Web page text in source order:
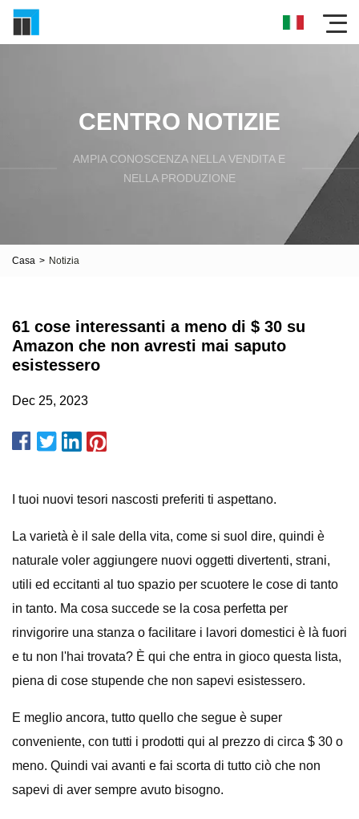
CENTRO NOTIZIE
AMPIA CONOSCENZA NELLA VENDITA E
NELLA PRODUZIONE
Casa > Notizia
61 cose interessanti a meno di $ 30 su
Amazon che non avresti mai saputo
esistessero
Dec 25, 2023
I tuoi nuovi tesori nascosti preferiti ti aspettano.
La varietà è il sale della vita, come si suol dire, quindi è
naturale voler aggiungere nuovi oggetti divertenti, strani,
utili ed eccitanti al tuo spazio per scuotere le cose di tanto
in tanto. Ma cosa succede se la cosa perfetta per
rinvigorire una stanza o facilitare i lavori domestici è là fuori
e tu non l'hai trovata? È qui che entra in gioco questa lista,
piena di cose stupende che non sapevi esistessero.
E meglio ancora, tutto quello che segue è super
conveniente, con tutti i prodotti qui al prezzo di circa $ 30 o
meno. Quindi vai avanti e fai scorta di tutto ciò che non
sapevi di aver sempre avuto bisogno.